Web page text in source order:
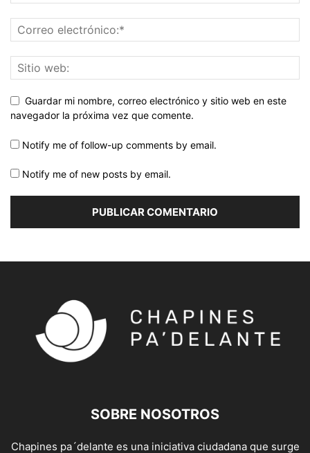
Guardar mi nombre, correo electrónico y sitio web en este
navegador la próxima vez que comente.
Notify me of follow-up comments by email.
Notify me of new posts by email.
SOBRE NOSOTROS
Chapines pa´delante es una iniciativa ciudadana que surge